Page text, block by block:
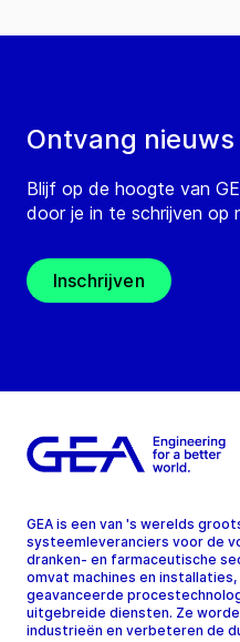
Ontvang nieuws
Blijf op de hoogte van
door je in te schrijven op
Inschrijven
GEA is een van 's werelds
systeemleveranciers voor de
dranken- en farmaceutische
omvat machines en installaties,
geavanceerde
uitgebreide diensten. Ze
industrieën en verbeteren de